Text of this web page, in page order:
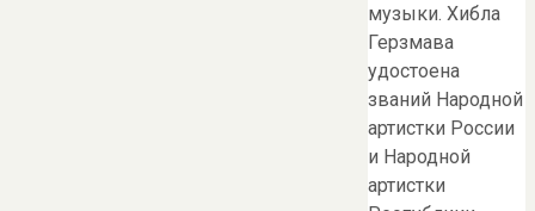
музыки. Хибла
Герзмава
удостоена
званий Народной
артистки России
и Народной
артистки